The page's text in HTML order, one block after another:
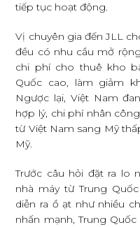
tiếp tục hoạt động.
Vị chuyên gia đến JLL
đều có nhu cầu mở
chi phí cho thuê kho
Quốc cao, làm giảm
Ngược lại, Việt Nam
hợp lý, chi phí nhân
từ Việt Nam sang Mỹ
Mỹ.
Trước câu hỏi đặt ra lo
nhà máy từ Trung
diễn ra ồ ạt như nhiều
nhấn mạnh, Trung